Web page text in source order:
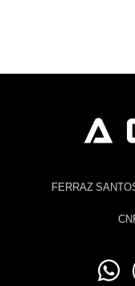
FERRAZ